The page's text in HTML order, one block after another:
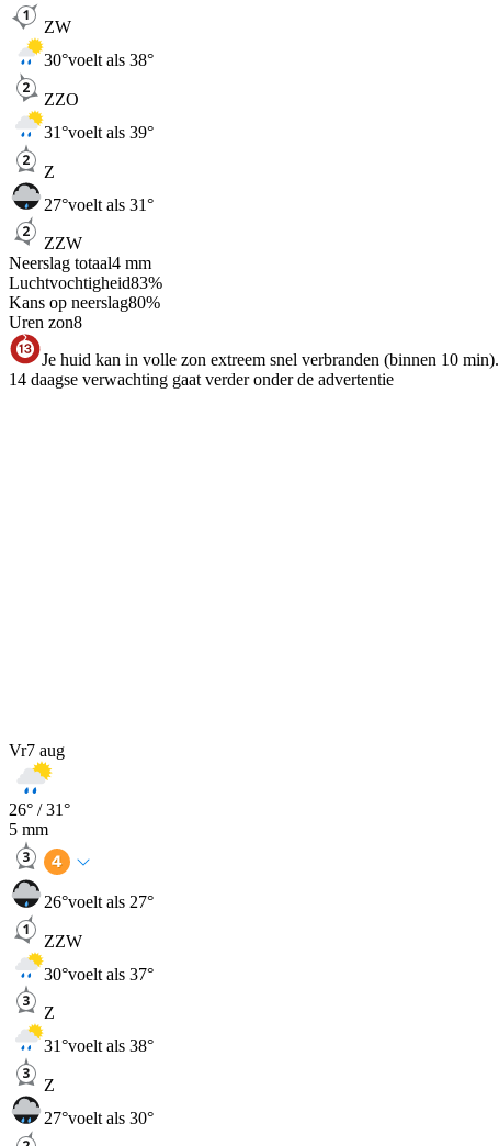
ZW
30°voelt als 38°
ZZO
31°voelt als 39°
Z
27°voelt als 31°
ZZW
Neerslag totaal4 mm
Luchtvochtigheid83%
Kans op neerslag80%
Uren zon8
Je huid kan in volle zon extreem snel verbranden (binnen 10 min).
14 daagse verwachting gaat verder onder de advertentie
Vr7 aug
26° /31°
5 mm
26°voelt als 27°
ZZW
30°voelt als 37°
Z
31°voelt als 38°
Z
27°voelt als 30°